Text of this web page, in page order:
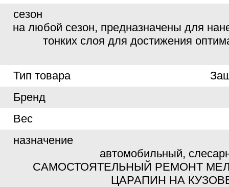
сезон
на любой сезон, предназначены для
тонких слоя для достижения
Тип товара
Бренд
Вес
назначение
автомобильный,
САМОСТОЯТЕЛЬНЫЙ РЕМОНТ
ЦАРАПИН НА